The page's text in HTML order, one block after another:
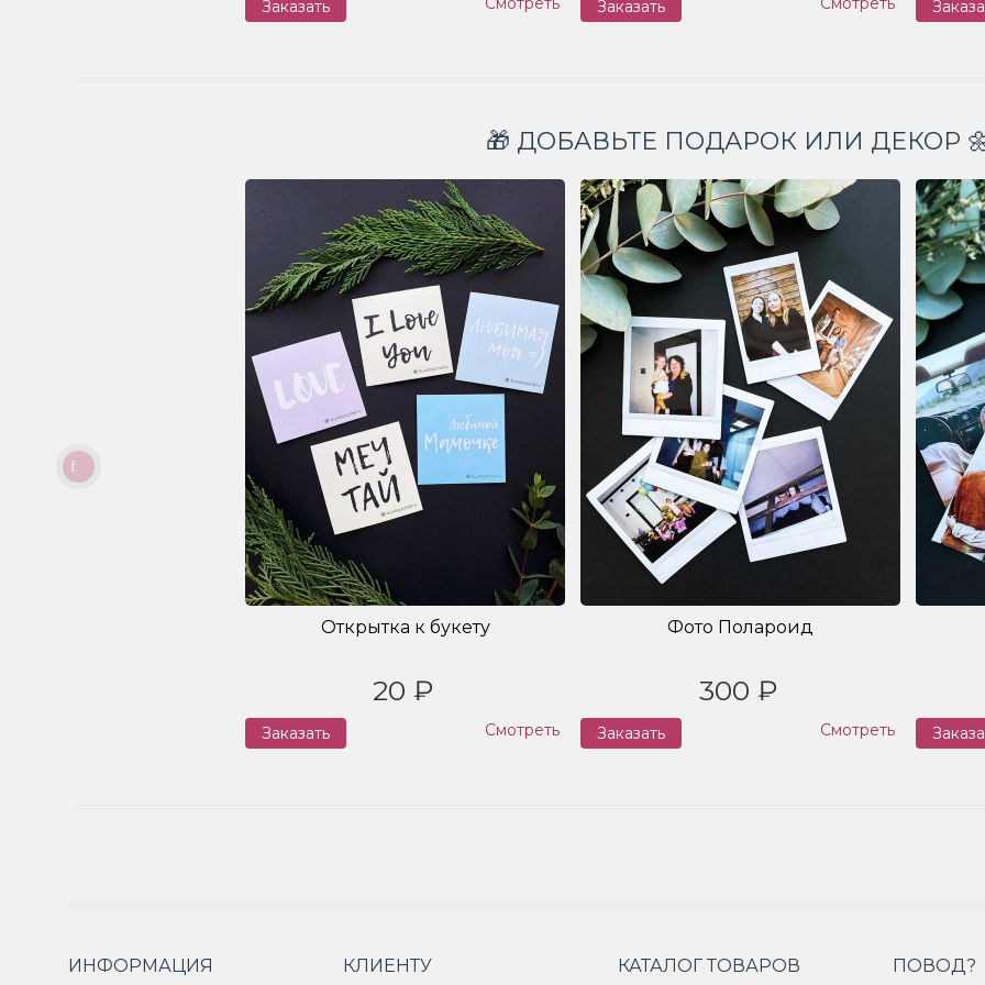
Заказать Заказать
🎁 ДОБАВЬТЕ ПОДАРОК ИЛИ ДЕКОР
Открытка к букету
20 ₽
Заказать Смотреть
Фото Полароид
300 ₽
Заказать Смотреть
ИНФОРМАЦИЯ КЛИЕНТУ КАТАЛОГ ТОВАРОВ ПОВОД?